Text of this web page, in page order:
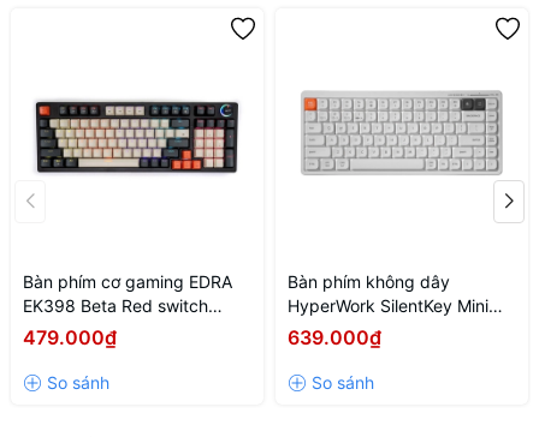
Bàn phím cơ gaming EDRA
EK398 Beta Red switch
(USB/ABS/Led Rainbow)
479.000₫
Bàn phím không dây
HyperWork SilentKey Mini
TS01M - Trắng
639.000₫